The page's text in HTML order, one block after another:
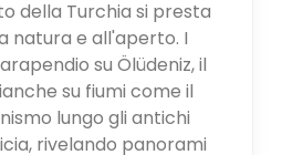
della Turchia si presta
natura e all'aperto. I
su Ölüdeniz, il
su fiumi come il
lungo gli antichi
rivelando panorami